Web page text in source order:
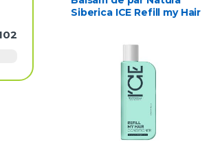
Siberica ICE Refill my Hair